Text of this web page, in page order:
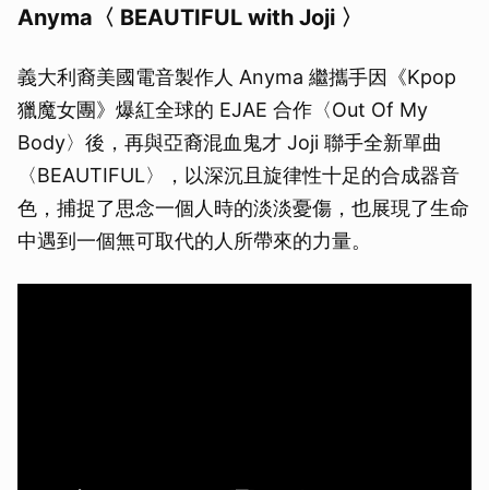
Anyma〈 BEAUTIFUL with Joji 〉
義大利裔美國電音製作人 Anyma 繼攜手因《Kpop
獵魔女團》爆紅全球的 EJAE 合作〈Out Of My
Body〉後，再與亞裔混血鬼才 Joji 聯手全新單曲
〈BEAUTIFUL〉，以深沉且旋律性十足的合成器音
色，捕捉了思念一個人時的淡淡憂傷，也展現了生命
中遇到一個無可取代的人所帶來的力量。